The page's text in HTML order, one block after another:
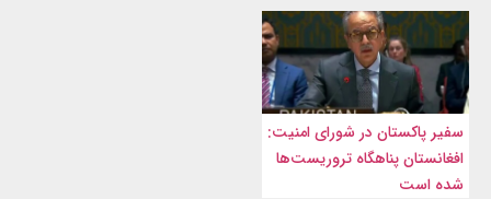
سفیر پاکستان در شورای امنیت:
افغانستان پناهگاه تروریست‌ها
شده است